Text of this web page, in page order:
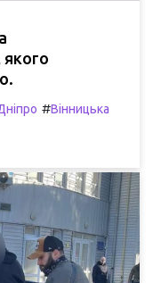
#Вінницька